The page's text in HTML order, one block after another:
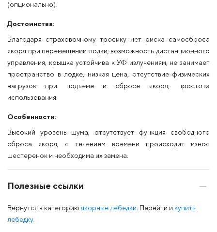
(опционально).
Достоинства:
Благодаря страховочному тросику нет риска самосброса
якоря при перемещении лодки, возможность дистанционного
управления, крышка устойчива к УФ излучениям, не занимает
пространство в лодке, низкая цена, отсутствие физических
нагрузок при подъеме и сбросе якоря, простота
использования.
Особенности:
Высокий уровень шума, отсутствует функция свободного
сброса якоря, с течением времени происходит износ
шестеренок и необходима их замена.
Полезные ссылки
Вернутся в категорию якорные лебедки . Перейти и купить
лебедку.